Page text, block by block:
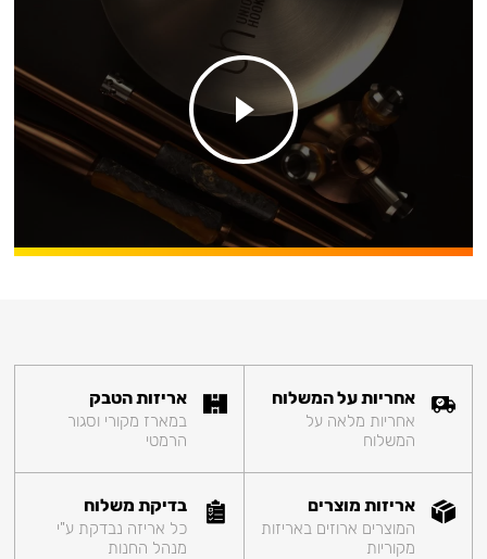
אחריות על המשלוח
אחריות מלאה על
המשלוח
אריזות הטבק
במארז מקורי וסגור
הרמטי
אריזות מוצרים
המוצרים ארוזים באריזות
מקוריות
בדיקת משלוח
כל אריזה נבדקת ע"י
מנהל החנות